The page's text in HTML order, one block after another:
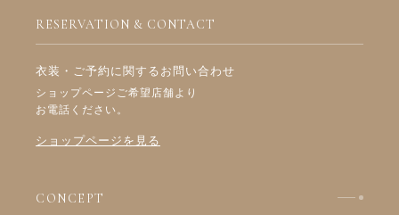
CONCEPT
RESERVATION & CONTACT
衣装・ご予約に関するお問い合わせ
ショップページご希望店舗より
お電話ください。
ショップページを見る